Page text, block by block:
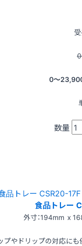
0〜
数量
食品トレー
外寸：194mm x
プやドリップの対応にも